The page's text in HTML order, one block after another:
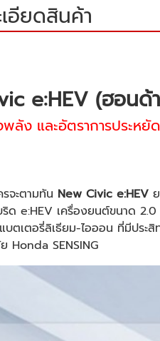
อียดสินค้า
e:HEV (ฮอนด้
ลัง และอัตราการประห
จะตามทัน New Civic e:HEV
ริด e:HEV เครื่องยนต์ขนาด
ตเตอรี่ลิเธียม-ไอออน ที่มีปร
Honda SENSING